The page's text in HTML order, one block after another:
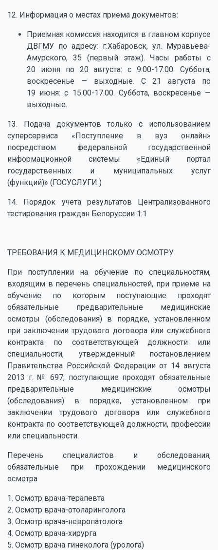
12. Информация о местах приема документов:
Приемная комиссия находится в главном корпусе
ДВГМУ по адресу: г.Хабаровск, ул. Муравьева-
Амурского, 35 (первый этаж). Часы работы с
20 июня по 20 августа: с 9.00-17.00. Суббота,
воскресенье — выходные. С 21 августа по
19 июня: с 15.00-17.00. Суббота, воскресенье —
выходные.
13. Подача документов только с использованием
суперсервиса «Поступление в вуз онлайн»
посредством федеральной государственной
информационной системы «Единый портал
государственных и муниципальных услуг
(функций)» (ГОСУСЛУГИ )
14. Порядок учета результатов Централизованного
тестирования граждан Белоруссии 1:1
ТРЕБОВАНИЯ К МЕДИЦИНСКОМУ ОСМОТРУ
При поступлении на обучение по специальностям,
входящим в перечень специальностей, при приеме на
обучение по которым поступающие проходят
обязательные предварительные медицинские
осмотры (обследования) в порядке, установленном
при заключении трудового договора или служебного
контракта по соответствующей должности или
специальности, утвержденный постановлением
Правительства Российской Федерации от 14 августа
2013 г. № 697, поступающие проходят обязательные
предварительные медицинские осмотры
(обследования) в порядке, установленном при
заключении трудового договора или служебного
контракта по соответствующей должности, профессии
или специальности.
Перечень специалистов и обследования,
обязательные при прохождении медицинского
осмотра
1. Осмотр врача-терапевта
2. Осмотр врача-отоларинголога
3. Осмотр врача-невропатолога
4. Осмотр врача-хирурга
5. Осмотр врача гинеколога (уролога)